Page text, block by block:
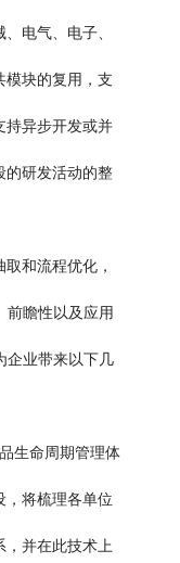
电气、电子、
模块的复用，支
持异步开发或并
的研发活动的整
和流程优化，
前瞻性以及应用
企业带来以下几
生命周期管理体
，将梳理各单位
，并在此技术上